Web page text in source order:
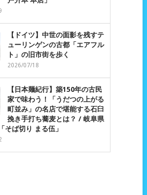
【ドイツ】中世の面影を残すテ
ューリンゲンの古都「エアフル
ト」の旧市街を歩く
2026/07/18
【日本麺紀行】築150年の古民
家で味わう！「うだつの上がる
町並み」の名店で堪能する石臼
挽き手打ち蕎麦とは？ / 岐阜県
そば切り まる伍」